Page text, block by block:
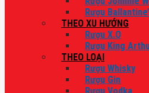
Rượu
THEO XU HƯỚNG
Rượu X.O
Rượu King
THEO LOẠI
Rượu Whisky
Rượu Gin